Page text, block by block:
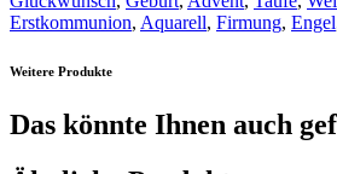
Erstkommunion, Aquarell, Firmung, Engel
Weitere Produkte
Das könnte Ihnen auch